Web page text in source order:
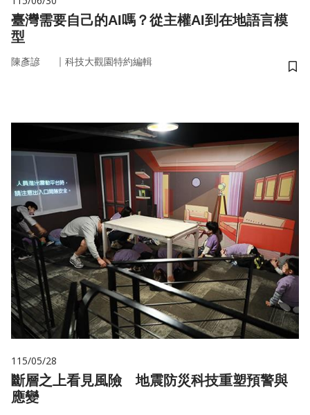
臺灣需要自己的AI嗎？從主權AI到在地語言模
型
陳彥諺 ｜ 科技大觀園特約編輯
儲
115/05/28
斷層之上看見風險 地震防災科技重塑預警與
應變